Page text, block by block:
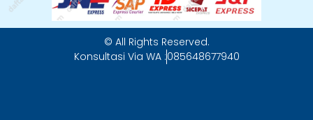
© All Rights Reserved.
Konsultasi Via WA :085648677940